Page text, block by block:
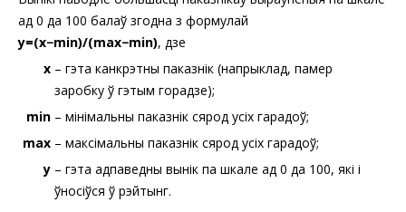
ад 0 да 100 балаў згодна з формулай
y=(x−min)/(max−min), дзе
x – гэта канкрэтны паказнік (напрыклад, памер
заробку ў гэтым горадзе);
min – мінімальны паказнік сярод усіх гарадоў;
max – максімальны паказнік сярод усіх гарадоў;
y – гэта адпаведны вынік па шкале ад 0 да 100, які і
ўносіўся ў рэйтынг.